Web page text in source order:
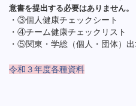
意書を提出する必要はありません。
・③個人健康チェックシート
・④チーム健康チェックリスト
・⑤関東・学総（個人・団体）
令和３年度各種資料